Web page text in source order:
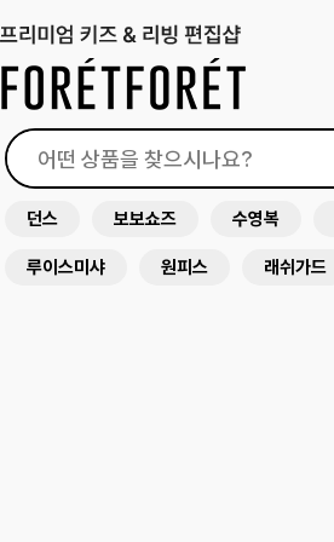
던스 보보쇼즈 수영복
루이스미샤 원피스 래쉬가드